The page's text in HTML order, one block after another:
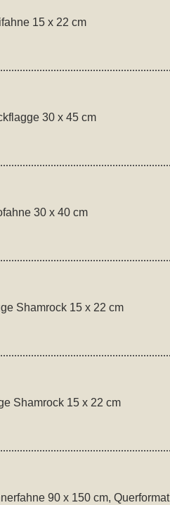
15 x 22 cm
30 x 45 cm
30 x 40 cm
Shamrock 15 x 22 cm
Shamrock 15 x 22 cm
90 x 150 cm, Querformat